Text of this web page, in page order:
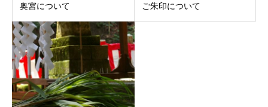
奥宮について ご朱印について